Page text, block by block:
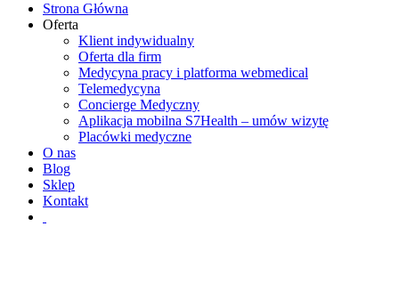
Strona Główna
Oferta
Klient indywidualny
Oferta dla firm
Medycyna pracy i platforma webmedical
Telemedycyna
Concierge Medyczny
Aplikacja mobilna S7Health – umów wizytę
Placówki medyczne
O nas
Blog
Sklep
Kontakt